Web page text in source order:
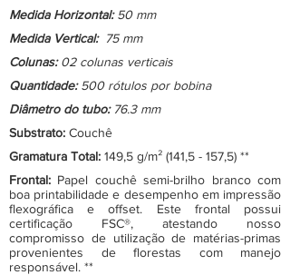
Medida Horizontal:50 mm
Medida Vertical: 75 mm
Colunas:02 colunas verticais
Quantidade:500 rótulos por bobina
Diâmetro do tubo: 76.3 mm
Substrato: Couchê
Gramatura Total: 149,5 g/m² (141,5 - 157,5) **
Frontal: Papel couchê semi-brilho branco com
boa printabilidade e desempenho em impressão
flexográfica e offset. Este frontal possui
certificação FSC®, atestando nosso
compromisso de utilização de matérias-primas
provenientes de florestas com manejo
responsável. **